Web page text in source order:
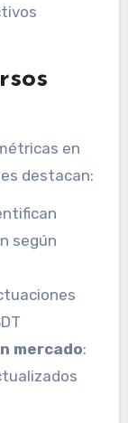
en
destacan:
según
mercado: